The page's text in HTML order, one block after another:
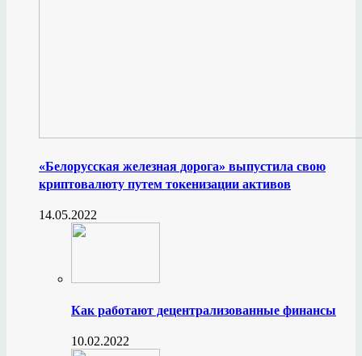
«Белорусская железная дорога» выпустила свою
криптовалюту путем токенизации активов
14.05.2022
Как работают децентрализованные финансы
10.02.2022